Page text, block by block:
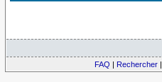
FAQ | Rechercher |